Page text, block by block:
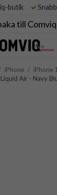
butik
till
iPhone / iPhone
Air - Navy